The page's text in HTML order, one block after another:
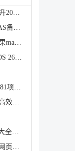
苹果发布 macOS 26.4.1 正式版:提升2026款MacBook网络
升级macOS26.4后时间机器出现NAS备份故障:附解决办法
提醒用户使用更大功率充电器! 苹果macOS 26.4新增慢速
新增MacBook Neo壁纸! 苹果 macOS 26.4 开发者预览版
macOS Sequoia 15.6正式发布:修复81项安全问题
一文掌握Mac OS最全键盘快捷键:高效快速的工作利器
苹果 macOS 系统键盘快捷键列表大全整理
一定要知道的MAC快捷键(文本、网页与app操作)